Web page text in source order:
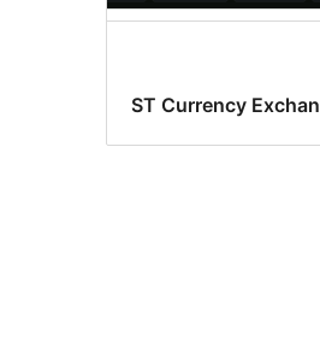
ST Currency